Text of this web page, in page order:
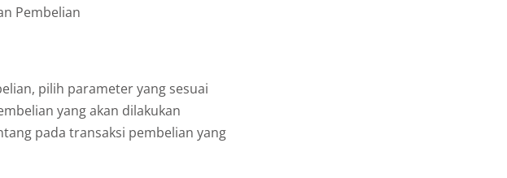
Pembelian
pilih parameter yang sesuai
yang akan dilakukan
pada transaksi pembelian yang